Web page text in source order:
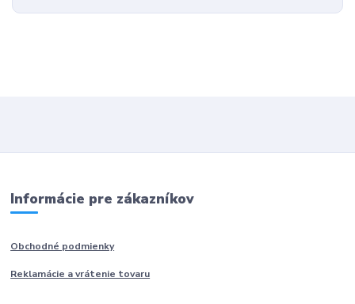
Informácie pre zákazníkov
Obchodné podmienky
Reklamácie a vrátenie tovaru